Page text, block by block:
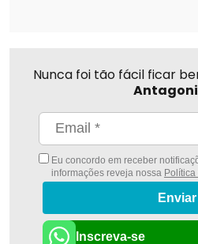
Nunca foi tão fácil ficar
Eu concordo em receber
informações reveja nossa Política
Enviar
Inscreva-se